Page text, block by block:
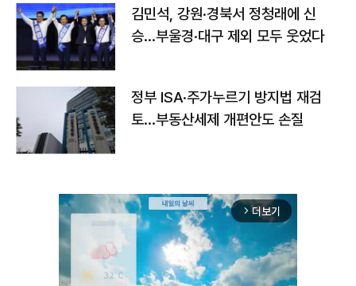
김민석, 강원·경북서 정청래에 신
승…부울경·대구 제외 모두 웃었다
정부 ISA·주가누르기 방지법 재검
토…부동산세제 개편안도 손질
arrow_forward_ios 더보기